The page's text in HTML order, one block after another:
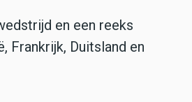
en een reeks
Frankrijk, Duitsland en